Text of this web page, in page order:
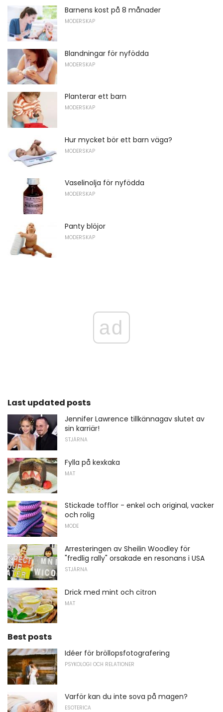
Barnens kost på 8 månader
MODERSKAP
Blandningar för nyfödda
MODERSKAP
Planterar ett barn
MODERSKAP
Hur mycket bör ett barn väga?
MODERSKAP
Vaselinolja för nyfödda
MODERSKAP
Panty blöjor
MODERSKAP
ad
Last updated posts
Jennifer Lawrence tillkännagav slutet av
sin karriär!
STJÄRNA
Fylla på kexkaka
MAT
Stickade tofflor - enkel och original, vacker
och rolig
MODE
Arresteringen av Sheilin Woodley för
"fredlig rally" orsakade en resonans i USA
STJÄRNA
Drick med mint och citron
MAT
Best posts
Idéer för bröllopsfotografering
PSYKOLOGI OCH RELATIONER
Varför kan du inte sova på magen?
ESOTERICA